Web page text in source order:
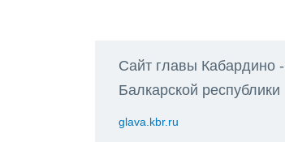
Сайт главы Кабардино -
Балкарской республики
glava.kbr.ru